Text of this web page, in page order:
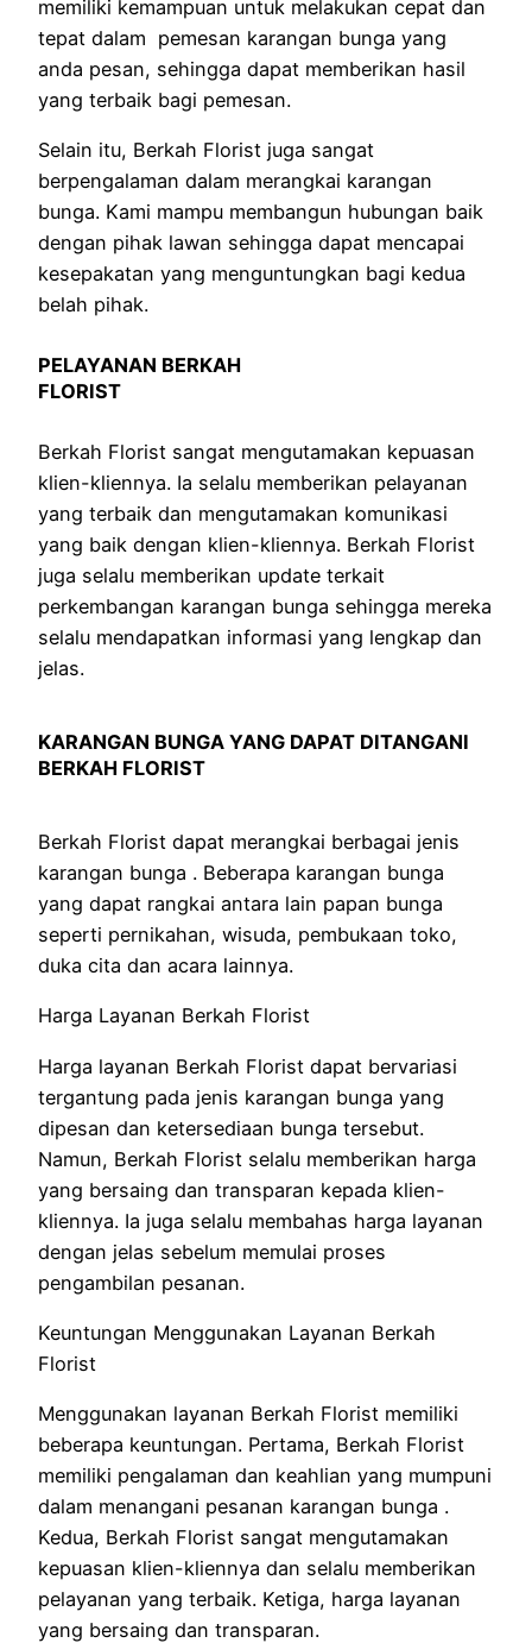
memiliki kemampuan untuk melakukan cepat dan
tepat dalam pemesan karangan bunga yang
anda pesan, sehingga dapat memberikan hasil
yang terbaik bagi pemesan.
Selain itu, Berkah Florist juga sangat
berpengalaman dalam merangkai karangan
bunga. Kami mampu membangun hubungan baik
dengan pihak lawan sehingga dapat mencapai
kesepakatan yang menguntungkan bagi kedua
belah pihak.
PELAYANAN BERKAH
FLORIST
Berkah Florist sangat mengutamakan kepuasan
klien-kliennya. Ia selalu memberikan pelayanan
yang terbaik dan mengutamakan komunikasi
yang baik dengan klien-kliennya. Berkah Florist
juga selalu memberikan update terkait
perkembangan karangan bunga sehingga mereka
selalu mendapatkan informasi yang lengkap dan
jelas.
KARANGAN BUNGA YANG DAPAT DITANGANI
BERKAH FLORIST
Berkah Florist dapat merangkai berbagai jenis
karangan bunga . Beberapa karangan bunga
yang dapat rangkai antara lain papan bunga
seperti pernikahan, wisuda, pembukaan toko,
duka cita dan acara lainnya.
Harga Layanan Berkah Florist
Harga layanan Berkah Florist dapat bervariasi
tergantung pada jenis karangan bunga yang
dipesan dan ketersediaan bunga tersebut.
Namun, Berkah Florist selalu memberikan harga
yang bersaing dan transparan kepada klien-
kliennya. Ia juga selalu membahas harga layanan
dengan jelas sebelum memulai proses
pengambilan pesanan.
Keuntungan Menggunakan Layanan Berkah
Florist
Menggunakan layanan Berkah Florist memiliki
beberapa keuntungan. Pertama, Berkah Florist
memiliki pengalaman dan keahlian yang mumpuni
dalam menangani pesanan karangan bunga .
Kedua, Berkah Florist sangat mengutamakan
kepuasan klien-kliennya dan selalu memberikan
pelayanan yang terbaik. Ketiga, harga layanan
yang bersaing dan transparan.